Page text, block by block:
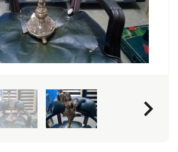
keyboard_arrow_right